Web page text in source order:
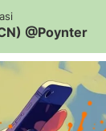
@Poynter